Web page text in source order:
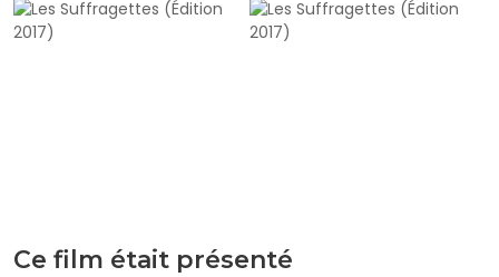
Ce film était présenté